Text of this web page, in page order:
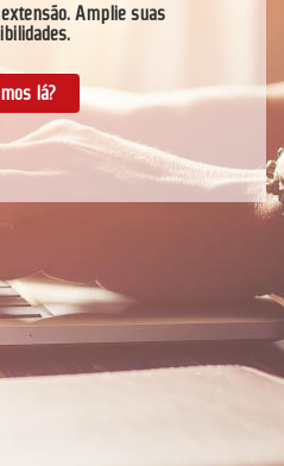
Amplie suas
lá?
saiba mais.
se já.